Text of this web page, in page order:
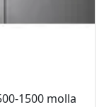
1500 molla